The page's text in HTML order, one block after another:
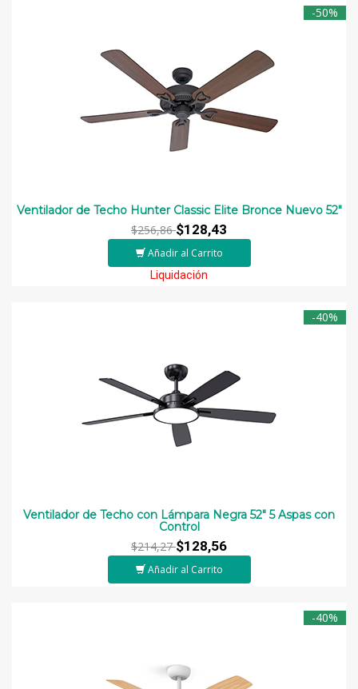
-50%
Ventilador de Techo Hunter Classic Elite Bronce Nuevo 52"
$256,86$128,43
Añadir al Carrito
Liquidación
-40%
Ventilador de Techo con Lámpara Negra 52" 5 Aspas con
Control
$214,27$128,56
Añadir al Carrito
-40%